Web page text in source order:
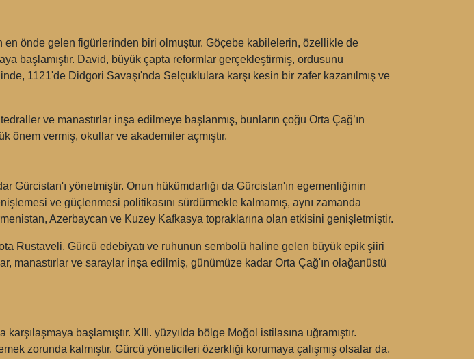
en önde gelen figürlerinden biri olmuştur. Göçebe kabilelerin, özellikle de
başlamıştır. David, büyük çapta reformlar gerçekleştirmiş, ordusunu
1121'de Didgori Savaşı'nda Selçuklulara karşı kesin bir zafer kazanılmış ve
ve manastırlar inşa edilmeye başlanmış, bunların çoğu Orta Çağ’ın
önem vermiş, okullar ve akademiler açmıştır.
Gürcistan'ı yönetmiştir. Onun hükümdarlığı da Gürcistan'ın egemenliğinin
ve güçlenmesi politikasını sürdürmekle kalmamış, aynı zamanda
Azerbaycan ve Kuzey Kafkasya topraklarına olan etkisini genişletmiştir.
Rustaveli, Gürcü edebiyatı ve ruhunun sembolü haline gelen büyük epik şiiri
manastırlar ve saraylar inşa edilmiş, günümüze kadar Orta Çağ'ın olağanüstü
başlamıştır. XIII. yüzyılda bölge Moğol istilasına uğramıştır.
zorunda kalmıştır. Gürcü yöneticileri özerkliği korumaya çalışmış olsalar da,